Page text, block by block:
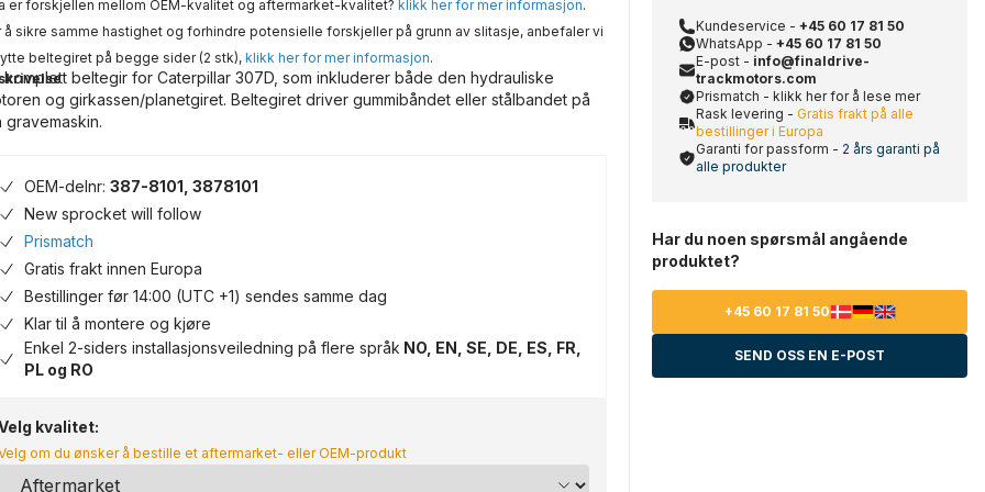
er forskjellen mellom OEM-kvalitet og aftermarket-kvalitet? klikk her for mer informasjon.
å sikre samme hastighet og forhindre potensielle forskjeller på grunn av slitasje, anbefaler vi
beltegiret på begge sider (2 stk),klikk her for mer informasjon.
komplett beltegir for Caterpillar 307D, som inkluderer både den hydrauliske
og girkassen/planetgiret. Beltegiret driver gummibåndet eller stålbandet på
gravemaskin.
OEM-delnr: 387-8101, 3878101
New sprocket will follow
Prismatch
Gratis frakt innen Europa
Bestillinger før 14:00 (UTC +1) sendes samme dag
Klar til å montere og kjøre
Enkel 2-siders installasjonsveiledning på flere språk NO, EN, SE, DE, ES, FR,
PL og RO
kvalitet:
om du ønsker å bestille et aftermarket- eller OEM-produkt
Kundeservice - +45 60 17 81 50
WhatsApp - +45 60 17 81 50
E-post - info@finaldrive-
trackmotors.com
Prismatch - klikk her for å lese mer
Rask levering - Gratis frakt på alle
bestillinger i Europa
Garanti for passform - 2 års garanti på
alle produkter
Har du noen spørsmål angående
produktet?
+45 60 17 81 50
SEND OSS EN E-POST